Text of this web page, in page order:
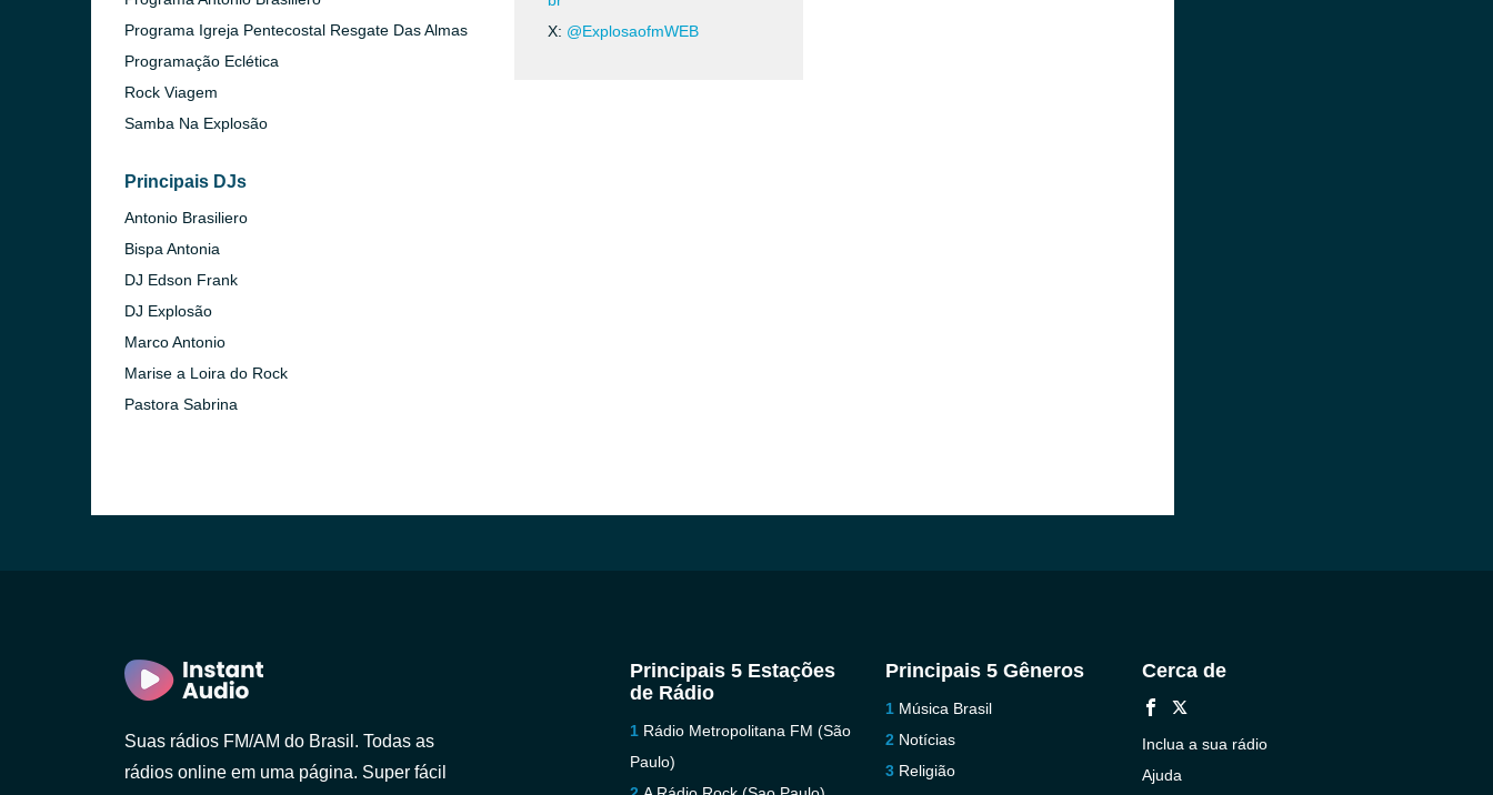
Programa Igreja Pentecostal Resgate Das Almas
Programação Eclética
Rock Viagem
Samba Na Explosão
Principais DJs
Antonio Brasiliero
Bispa Antonia
DJ Edson Frank
DJ Explosão
Marco Antonio
Marise a Loira do Rock
Pastora Sabrina
X: @ExplosaofmWEB
Suas rádios FM/AM do Brasil. Todas as
rádios online em uma página. Super fácil
Principais 5 Estações
de Rádio
Rádio Metropolitana FM (São
Paulo)
Principais 5 Gêneros
Música Brasil
Notícias
Religião
Cerca de
Inclua a sua rádio
Ajuda